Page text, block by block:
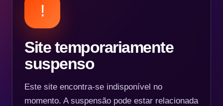
!
Site temporariamente
suspenso
Este site encontra-se indisponível no
momento. A suspensão pode estar relacionada